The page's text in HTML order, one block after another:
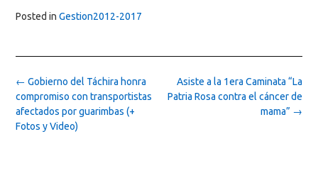
Posted in Gestion2012-2017
Post
navigation
Asiste a la 1era Caminata “La
Patria Rosa contra el cáncer de
mama” →
← Gobierno del Táchira honra
compromiso con transportistas
afectados por guarimbas (+
Fotos y Video)